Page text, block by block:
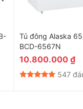
hợp với nhu cầu của
sự trợ giúp của người
mà không cần mở
Tủ đông Alaska
BCD-6567N
10.800.000 ₫
547